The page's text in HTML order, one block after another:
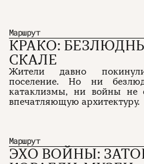
Маршрут
КРАКО:
СКАЛЕ
Жители давно
поселение. Но ни
катаклизмы, ни войны не
впечатляющую архитектуру.
Маршрут
ЭХО ВОЙНЫ: